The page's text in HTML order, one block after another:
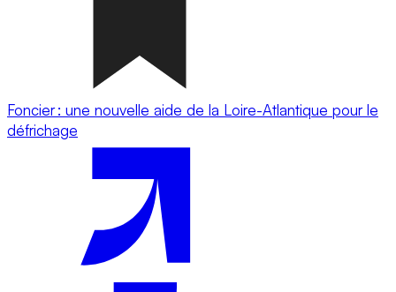
Foncier : une nouvelle aide de la Loire-Atlantique pour le
défrichage